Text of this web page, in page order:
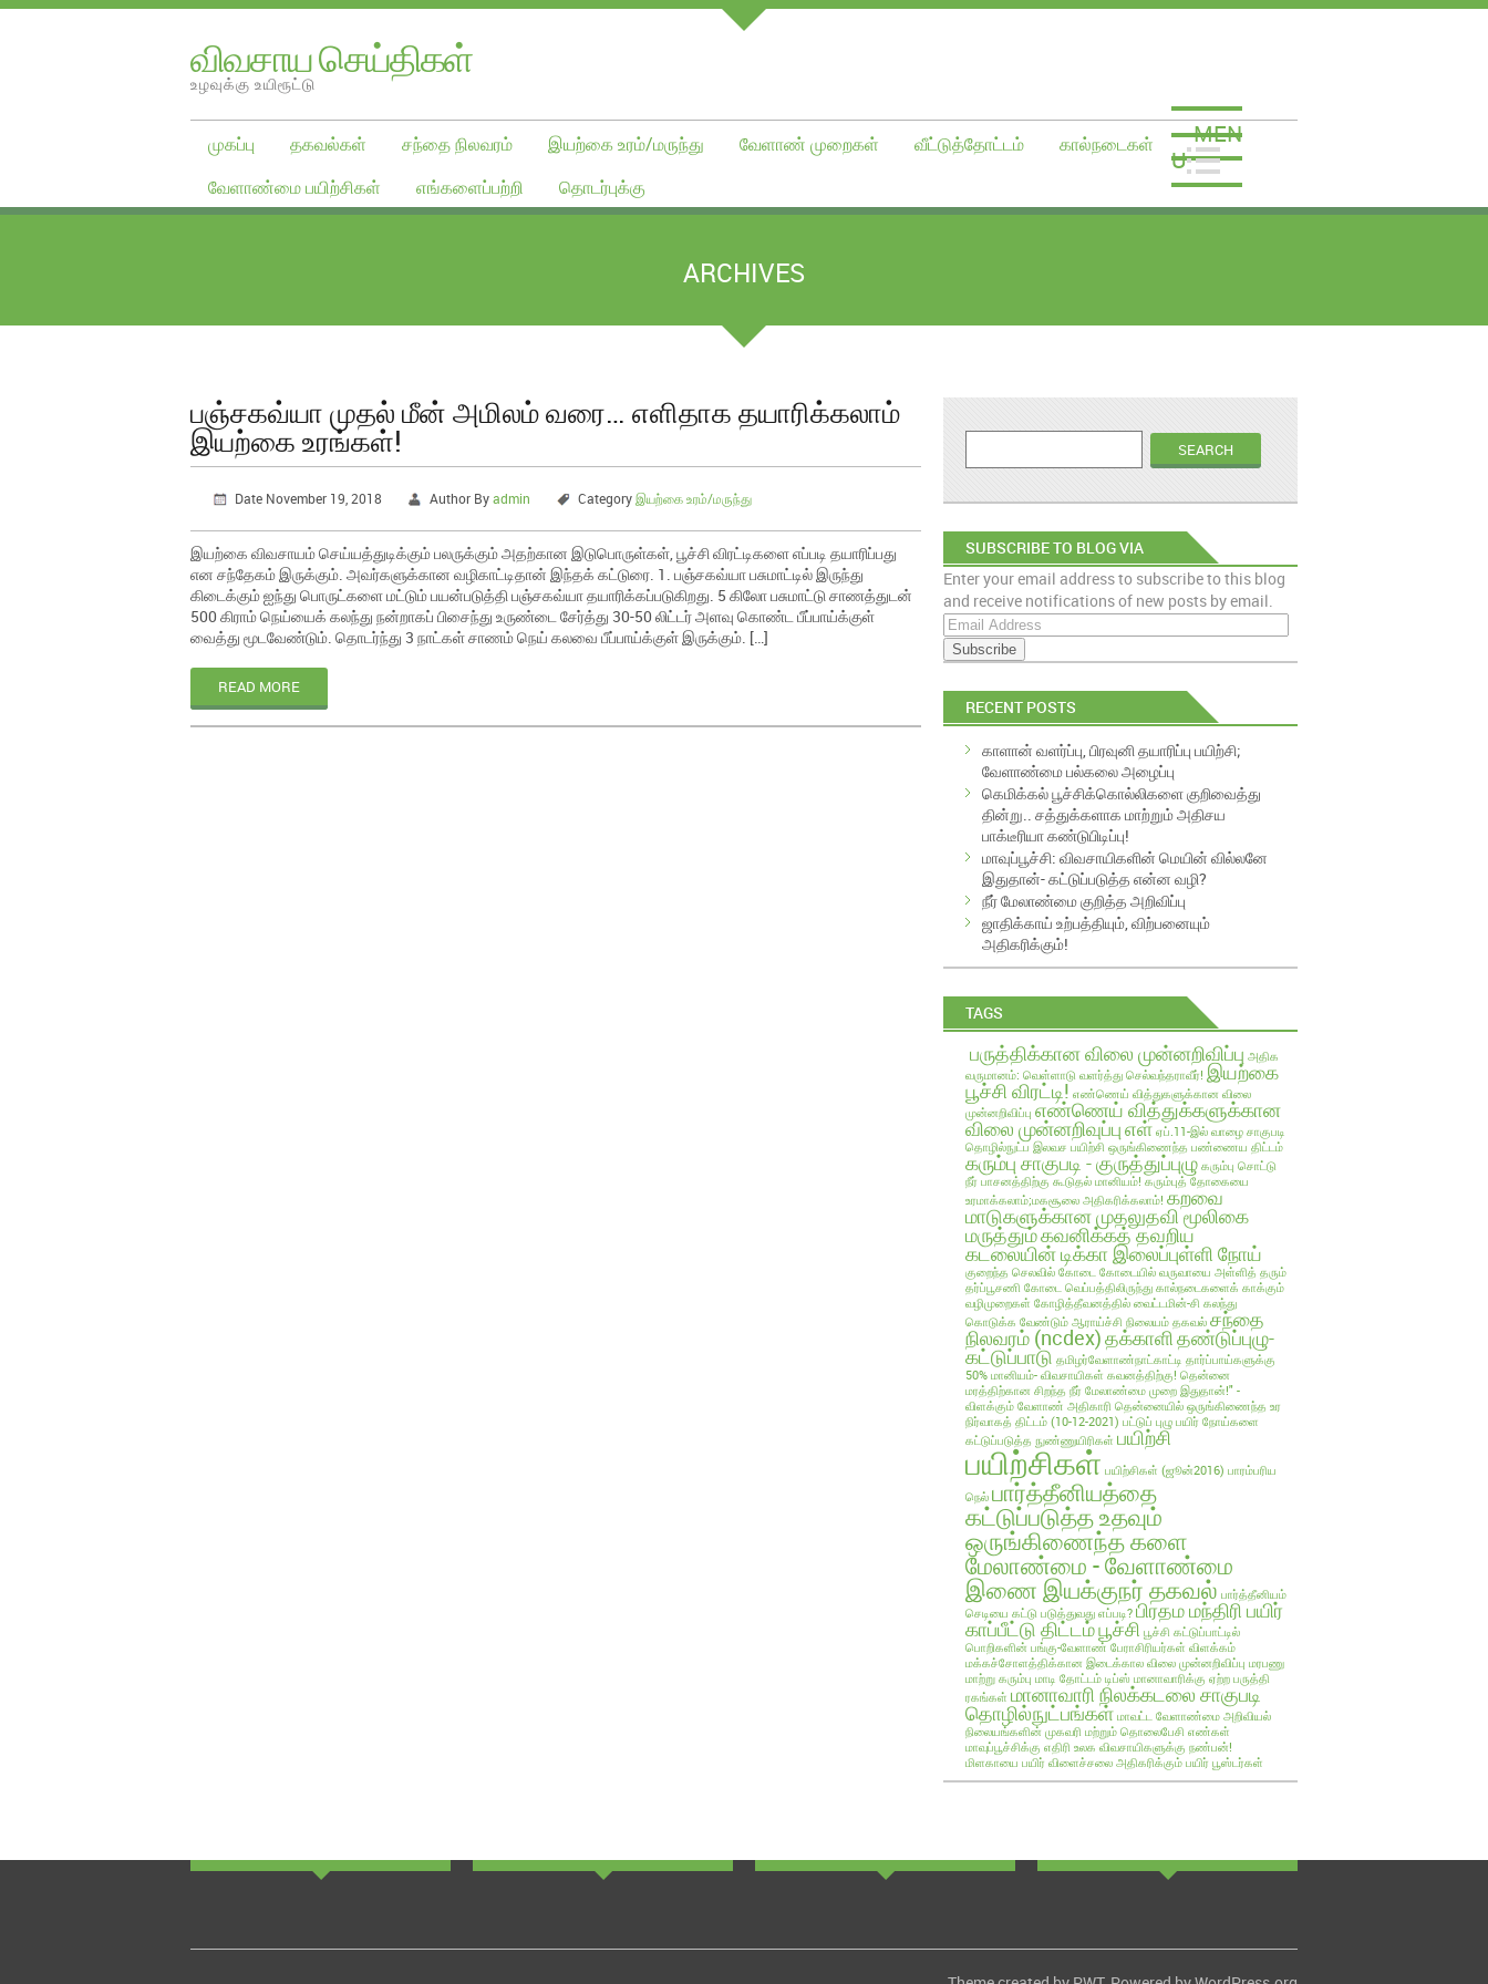
விவசாய செய்திகள்
உழவுக்கு உயிரூட்டு
முகப்பு தகவல்கள் சந்தை நிலவரம் இயற்கை உரம்/மருந்து வேளாண் முறைகள் வீட்டுத்தோட்டம்
கால்நடைகள்
வேளாண்மை பயிற்சிகள்
எங்களைப்பற்றி தொடர்புக்கு
MEN
U
ARCHIVES
பஞ்சகவ்யா முதல் மீன் அமிலம் வரை… எளிதாக தயாரிக்கலாம்
இயற்கை உரங்கள்!
Date November 19, 2018 Author Byadmin Categoryஇயற்கை உரம்/மருந்து
இயற்கை விவசாயம் செய்யத்துடிக்கும் பலருக்கும் அதற்கான இடுபொருள்கள், பூச்சி விரட்டிகளை எப்படி தயாரிப்பது
என சந்தேகம் இருக்கும். அவர்களுக்கான வழிகாட்டிதான் இந்தக் கட்டுரை. 1. பஞ்சகவ்யா பசுமாட்டில் இருந்து
கிடைக்கும் ஐந்து பொருட்களை மட்டும் பயன்படுத்தி பஞ்சகவ்யா தயாரிக்கப்படுகிறது. 5 கிலோ பசுமாட்டு சாணத்துடன்
500 கிராம் நெய்யைக் கலந்து நன்றாகப் பிசைந்து உருண்டை சேர்த்து 30-50 லிட்டர் அளவு கொண்ட பீப்பாய்க்குள்
வைத்து மூடவேண்டும். தொடர்ந்து 3 நாட்கள் சாணம் நெய் கலவை பீப்பாய்க்குள் இருக்கும். […]
READ MORE
SUBSCRIBE TO BLOG VIA
EMAIL
Enter your email address to subscribe to this blog
and receive notifications of new posts by email.
E
m
a
i
A
RECENT POSTS
காளான் வளர்ப்பு, பிரவுனி தயாரிப்பு பயிற்சி;
வேளாண்மை பல்கலை அழைப்பு
கெமிக்கல் பூச்சிக்கொல்லிகளை குறிவைத்து
தின்று.. சத்துக்களாக மாற்றும் அதிசய
பாக்டீரியா கண்டுபிடிப்பு!
மாவுப்பூச்சி: விவசாயிகளின் மெயின் வில்லனே
இதுதான்- கட்டுப்படுத்த என்ன வழி?
நீர் மேலாண்மை குறித்த அறிவிப்பு
ஜாதிக்காய் உற்பத்தியும், விற்பனையும்
அதிகரிக்கும்!
TAGS
பருத்திக்கான விலை முன்னறிவிப்பு அதிக
வருமானம்: வெள்ளாடு வளர்த்து செல்வந்தராவீர்! இயற்கை
பூச்சி விரட்டி! எண்ணெய் வித்துகளுக்கான விலை
முன்னறிவிப்பு எண்ணெய் வித்துக்களுக்கான
விலை முன்னறிவுப்புஎள் ஏப்.11-இல் வாழை சாகுபடி
தொழில்நுட்ப இலவச பயிற்சி ஒருங்கிணைந்த பண்ணைய திட்டம்
கரும்பு சாகுபடி - குருத்துப்புழு கரும்பு சொட்டு
நீர் பாசனத்திற்கு கூடுதல் மானியம்! கரும்புத் தோகையை
உரமாக்கலாம்;மகசூலை அதிகரிக்கலாம்! கறவை
மாடுகளுக்கான முதலுதவி மூலிகை
மருத்தும்கவனிக்கத் தவறிய
கடலையின் டிக்கா இலைப்புள்ளி நோய்
குறைந்த செலவில் கோடை கோடையில் வருவாயை அள்ளித் தரும்
தர்ப்பூசணி கோடை வெப்பத்திலிருந்து கால்நடைகளைக் காக்கும்
வழிமுறைகள் கோழித்தீவனத்தில் வைட்டமின்-சி கலந்து
கொடுக்க வேண்டும் ஆராய்ச்சி நிலையம் தகவல் சந்தை
நிலவரம் (ncdex)தக்காளிதண்டுப்புழு-
கட்டுப்பாடு தமிழர்வேளாண்நாட்காட்டி தார்ப்பாய்களுக்கு
50% மானியம்- விவசாயிகள் கவனத்திற்கு! தென்னை
மரத்திற்கான சிறந்த நீர் மேலாண்மை முறை இதுதான்!" -
விளக்கும் வேளாண் அதிகாரி தென்னையில் ஒருங்கிணைந்த உர
நிர்வாகத் திட்டம் (10-12-2021) பட்டுப் புழு பயிர் நோய்களை
கட்டுப்படுத்த நுண்ணுயிரிகள் பயிற்சி
பயிற்சிகள் பயிற்சிகள் (ஜூன்2016) பாரம்பரிய
நெல் பார்த்தீனியத்தை
கட்டுப்படுத்த உதவும்
ஒருங்கிணைந்த களை
மேலாண்மை - வேளாண்மை
இணை இயக்குநர் தகவல் பார்த்தீனியம்
செடியை கட்டு படுத்துவது எப்படி? பிரதம மந்திரி பயிர்
காப்பீட்டு திட்டம்பூச்சி பூச்சி கட்டுப்பாட்டில்
பொறிகளின் பங்கு-வேளாண் பேராசிரியர்கள் விளக்கம்
மக்கச்சோளத்திக்கான இடைக்கால விலை முன்னறிவிப்பு மரபணு
மாற்று கரும்பு மாடி தோட்டம் டிப்ஸ் மானாவாரிக்கு ஏற்ற பருத்தி
ரகங்கள் மானாவாரி நிலக்கடலை சாகுபடி
தொழில்நுட்பங்கள் மாவட்ட வேளாண்மை அறிவியல்
நிலையங்களின் முகவரி மற்றும் தொலைபேசி எண்கள்
மாவுப்பூச்சிக்கு எதிரி உலக விவசாயிகளுக்கு நண்பன்!
மிளகாயை பயிர் விளைச்சலை அதிகரிக்கும் பயிர் பூஸ்டர்கள்